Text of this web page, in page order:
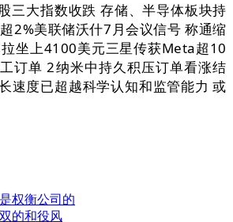
大指数收跌 存储、半导体板块持
2%美联储沃什7月会议信号 称通缩
坐上4100美元三星传获Meta超10
订单 2纳米中持久积压订单看涨结
速度已超越科学认知和监管能力 或
权衡公司的
的和役风